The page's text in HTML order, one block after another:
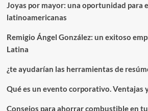
Joyas por mayor: una oportunidad para
latinoamericanas
Remigio Ángel González: un exitoso
Latina
¿te ayudarían las herramientas de
Qué es un evento corporativo. Ventajas
Consejos para ahorrar combustible en